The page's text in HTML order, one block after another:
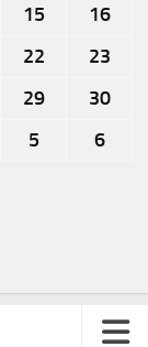
15
16
22
23
29
30
5 6